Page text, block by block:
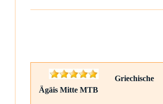
Griechische
Ägäis Mitte MTB